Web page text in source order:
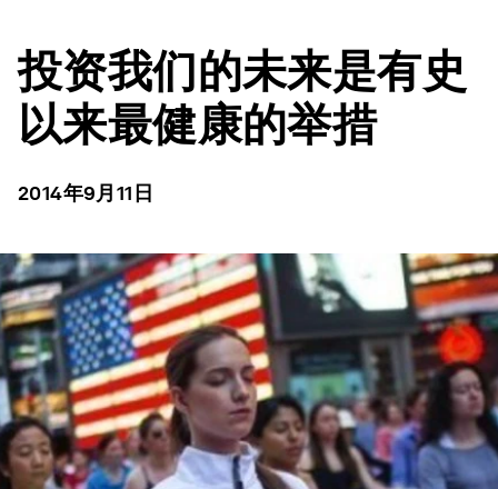
投资我们的未来是有史
以来最健康的举措
2014年9月11日